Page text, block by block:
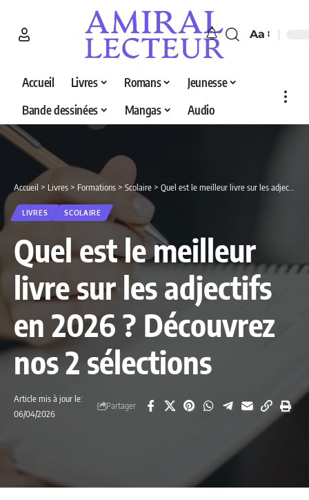
Aa
Accueil Livres Romans
Jeunesse
Bande dessinées
Mangas Audio
Accueil > Livres > Formations> Scolaire> Quel est le meilleur livre sur les adjectifs en 2026 ? Découvrez nos 2 sélections
LIVRES SCOLAIRE
Quel est le meilleur
livre sur les adjectifs
en 2026 ? Découvrez
nos 2 sélections
Article mis à jour le:
06/04/2026
Partager